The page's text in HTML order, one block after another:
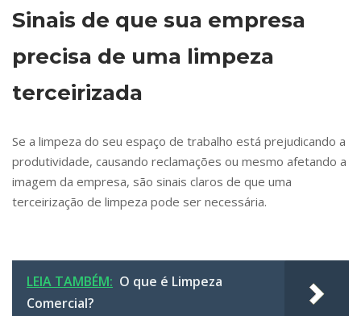
Sinais de que sua empresa
precisa de uma limpeza
terceirizada
Se a limpeza do seu espaço de trabalho está prejudicando a
produtividade, causando reclamações ou mesmo afetando a
imagem da empresa, são sinais claros de que uma
terceirização de limpeza pode ser necessária.
LEIA TAMBÉM: O que é Limpeza
Comercial?